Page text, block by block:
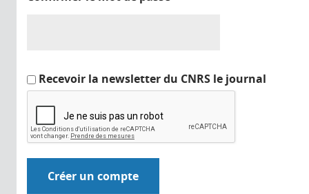
Recevoir la newsletter du CNRS le journal